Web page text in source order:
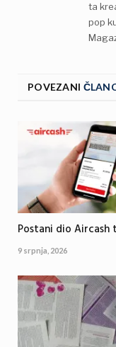
ta
pop
POVEZANI
Postani dio Aircash
9 srpnja, 2026